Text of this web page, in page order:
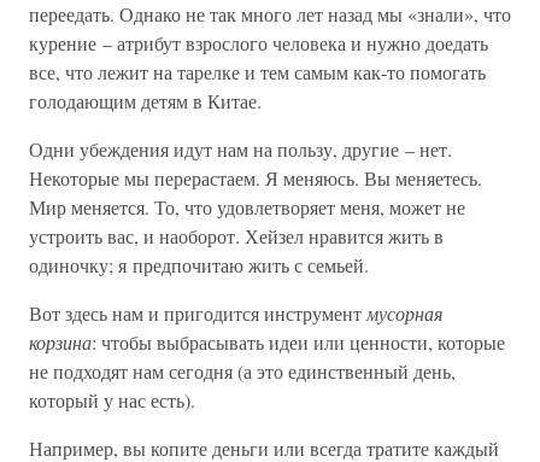
переедать. Однако не так много лет назад мы «знали», что
курение – атрибут взрослого человека и нужно доедать
все, что лежит на тарелке и тем самым как-то помогать
голодающим детям в Китае.
Одни убеждения идут нам на пользу, другие – нет.
Некоторые мы перерастаем. Я меняюсь. Вы меняетесь.
Мир меняется. То, что удовлетворяет меня, может не
устроить вас, и наоборот. Хейзел нравится жить в
одиночку; я предпочитаю жить с семьей.
Вот здесь нам и пригодится инструмент мусорная
корзина: чтобы выбрасывать идеи или ценности, которые
не подходят нам сегодня (а это единственный день,
который у нас есть).
Например, вы копите деньги или всегда тратите каждый